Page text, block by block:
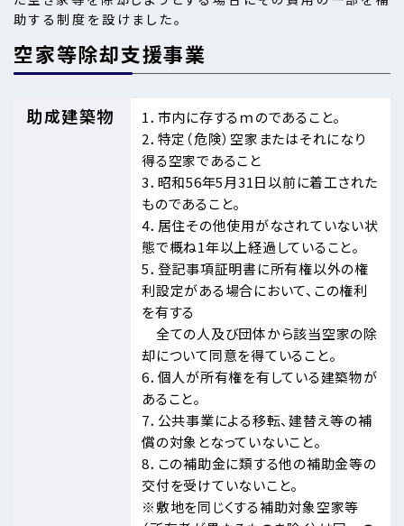
助する制度を設けました。
空家等除却支援事業
助成建築物
1．市内に存するｍのであること。
2．特定（危険）空家またはそれになり
得る空家であること
3．昭和56年5月31日以前に着工された
ものであること。
4．居住その他使用がなされていない状
態で概ね1年以上経過していること。
5．登記事項証明書に所有権以外の権
利設定がある場合において、この権利
を有する
全ての人及び団体から該当空家の除
却について同意を得ていること。
6．個人が所有権を有している建築物が
あること。
7．公共事業による移転、建替え等の補
償の対象となっていないこと。
8．この補助金に類する他の補助金等の
交付を受けていないこと。
※敷地を同じくする補助対象空家等